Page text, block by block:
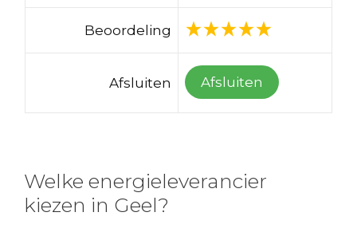
Beoordeling
Afsluiten Afsluiten
Welke energieleverancier
kiezen in Geel?